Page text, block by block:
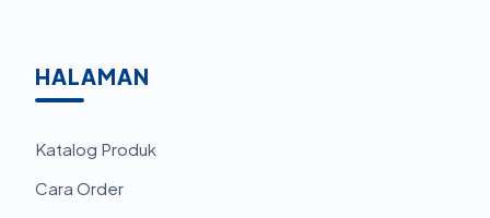
HALAMAN
Katalog Produk
Cara Order